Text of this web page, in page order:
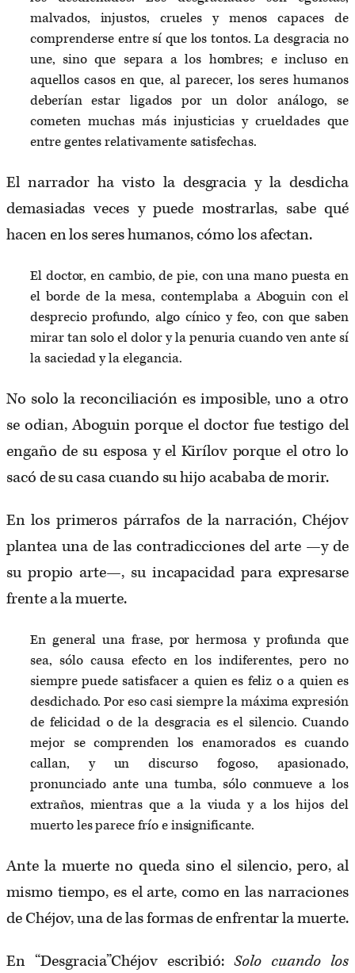
malvados, injustos, crueles y menos capaces de
comprenderse entre sí que los tontos. La desgracia no
une, sino que separa a los hombres; e incluso en
aquellos casos en que, al parecer, los seres humanos
deberían estar ligados por un dolor análogo, se
cometen muchas más injusticias y crueldades que
entre gentes relativamente satisfechas.
El narrador ha visto la desgracia y la desdicha
demasiadas veces y puede mostrarlas, sabe qué
hacen en los seres humanos, cómo los afectan.
El doctor, en cambio, de pie, con una mano puesta en
el borde de la mesa, contemplaba a Aboguin con el
desprecio profundo, algo cínico y feo, con que saben
mirar tan solo el dolor y la penuria cuando ven ante sí
la saciedad y la elegancia.
No solo la reconciliación es imposible, uno a otro
se odian, Aboguin porque el doctor fue testigo del
engaño de su esposa y el Kirílov porque el otro lo
sacó de su casa cuando su hijo acababa de morir.
En los primeros párrafos de la narración, Chéjov
plantea una de las contradicciones del arte —y de
su propio arte—, su incapacidad para expresarse
frente a la muerte.
En general una frase, por hermosa y profunda que
sea, sólo causa efecto en los indiferentes, pero no
siempre puede satisfacer a quien es feliz o a quien es
desdichado. Por eso casi siempre la máxima expresión
de felicidad o de la desgracia es el silencio. Cuando
mejor se comprenden los enamorados es cuando
callan, y un discurso fogoso, apasionado,
pronunciado ante una tumba, sólo conmueve a los
extraños, mientras que a la viuda y a los hijos del
muerto les parece frío e insignificante.
Ante la muerte no queda sino el silencio, pero, al
mismo tiempo, es el arte, como en las narraciones
de Chéjov, una de las formas de enfrentar la muerte.
En “Desgracia”Chéjov escribió:Solo cuando los